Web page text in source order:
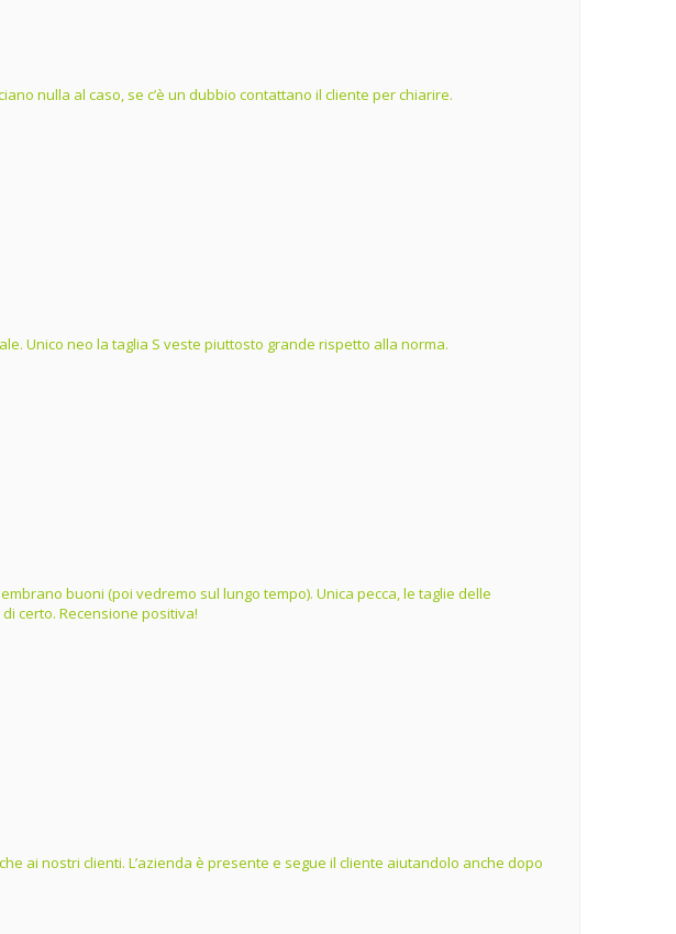
nulla al caso, se c’è un dubbio contattano il cliente per chiarire.
Unico neo la taglia S veste piuttosto grande rispetto alla norma.
buoni (poi vedremo sul lungo tempo). Unica pecca, le taglie delle
certo. Recensione positiva!
ai nostri clienti. L’azienda è presente e segue il cliente aiutandolo anche dopo